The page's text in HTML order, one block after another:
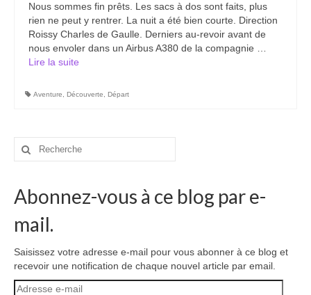
Carte du Cambodge
Cambodge – Infos
Toutes à l’école
Paludisme au Cambodge
France
Blog
Nous sommes fin prêts. Les sacs à dos sont faits, plus
rien ne peut y rentrer. La nuit a été bien courte. Direction
Roissy Charles de Gaulle. Derniers au-revoir avant de
nous envoler dans un Airbus A380 de la compagnie …
Lire la suite­­
Aventure Découverte Départ
Rechercher
Abonnez-vous à ce blog par e-
mail.
Saisissez votre adresse e-mail pour vous abonner à ce blog et
recevoir une notification de chaque nouvel article par email.
Adresse